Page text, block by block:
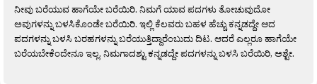
ನೀವು ಬರೆಯುವ ಹಾಗೆಯೇ ಬರೆಯಿರಿ. ನಿಮಗೆ ಯಾವ ಪದಗಳು ತೋಚುವುದೋ
ಅವುಗಳನ್ನು ಬಳಸಿಕೊಂಡೇ ಬರೆಯಿರಿ. ಇಲ್ಲಿ ಕೆಲವರು ಬಹಳ ಹೆಚ್ಚು ಕನ್ನಡದ್ದೇ ಆದ
ಪದಗಳನ್ನು ಬಳಸಿ ಬರಹಗಳನ್ನು ಬರೆಯುತ್ತಿದ್ದಾರೆಂಬುದು ದಿಟ. ಆದರೆ ಎಲ್ಲರೂ ಹಾಗೆಯೇ
ಬರೆಯಬೇಕೆಂದೇನೂ ಇಲ್ಲ. ನಿಮಗಾದಶ್ಟು ಕನ್ನಡದ್ದೇ ಪದಗಳನ್ನು ಬಳಸಿ ಬರೆಯಿರಿ, ಅಶ್ಟೇ.